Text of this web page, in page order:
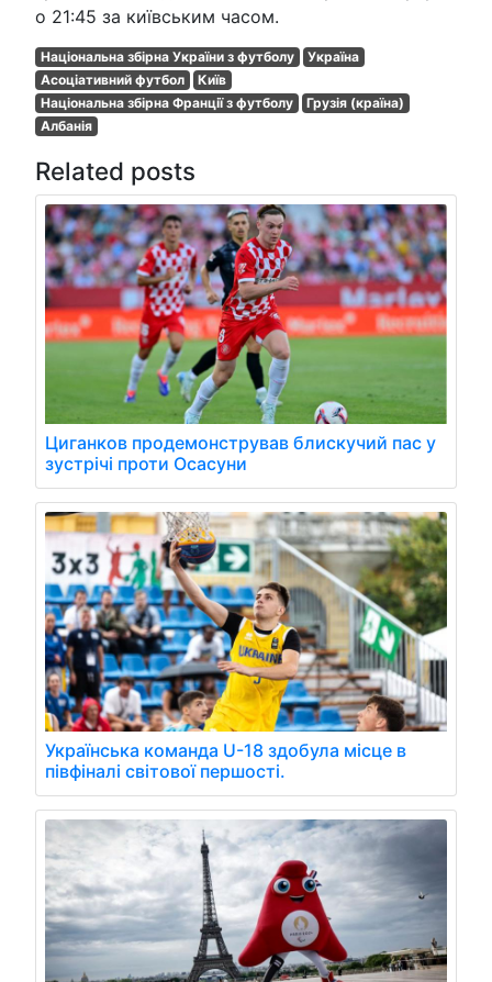
о 21:45 за київським часом.
Національна збірна України з футболу
Україна
Асоціативний футбол
Київ
Національна збірна Франції з футболу
Грузія (країна)
Албанія
Related posts
Циганков продемонстрував блискучий пас у
зустрічі проти Осасуни
Українська команда U-18 здобула місце в
півфіналі світової першості.